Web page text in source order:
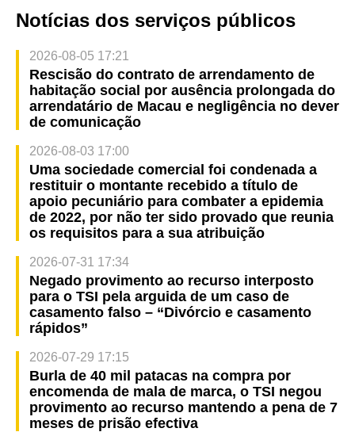
Notícias dos serviços públicos
2026-08-05 17:21
Rescisão do contrato de arrendamento de
habitação social por ausência prolongada do
arrendatário de Macau e negligência no dever
de comunicação
2026-08-03 17:00
Uma sociedade comercial foi condenada a
restituir o montante recebido a título de
apoio pecuniário para combater a epidemia
de 2022, por não ter sido provado que reunia
os requisitos para a sua atribuição
2026-07-31 17:34
Negado provimento ao recurso interposto
para o TSI pela arguida de um caso de
casamento falso – “Divórcio e casamento
rápidos”
2026-07-29 17:15
Burla de 40 mil patacas na compra por
encomenda de mala de marca, o TSI negou
provimento ao recurso mantendo a pena de 7
meses de prisão efectiva